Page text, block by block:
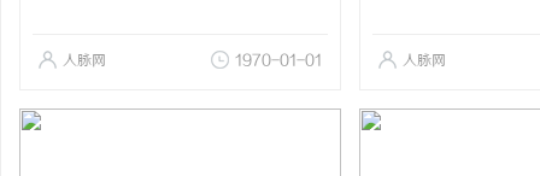
人脉网 1970-01-01 人脉网